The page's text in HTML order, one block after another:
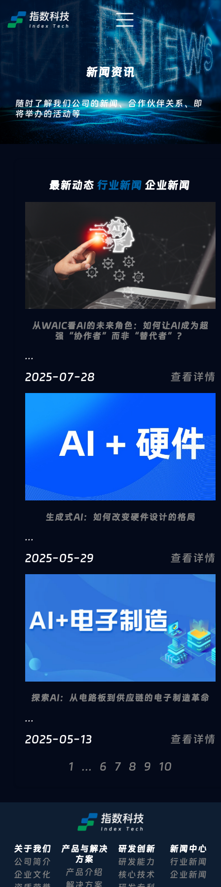
新闻资讯
随时了解我们公司的新闻、合作伙伴关系、即
将举办的活动等
最新动态 行业新闻 企业新闻
从WAIC看AI的未来角色：如何让AI成为超
强“协作者”而非“替代者”？
...
2025-07-28 查看详情
生成式AI：如何改变硬件设计的格局
...
2025-05-29 查看详情
探索AI：从电路板到供应链的电子制造革命
...
2025-05-13 查看详情
1 ... 6 7 8 9 10
关于我们
公司简介
企业文化
产品与解决
方案
产品介绍
解决方案
研发创新
研发能力
核心技术
新闻中心
行业新闻
企业新闻